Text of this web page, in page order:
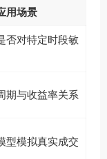
用场景
否对特定时段敏
期与收益率关系
型模拟真实成交